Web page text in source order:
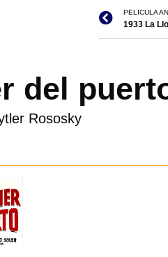
PELICULA
1933 La
del
Rososky